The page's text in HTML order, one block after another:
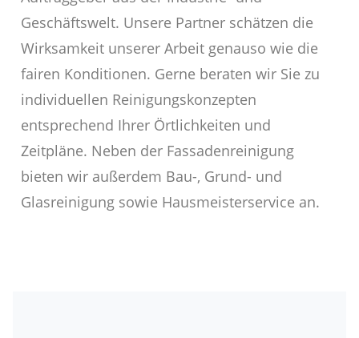
Geschäftswelt. Unsere Partner schätzen die
Wirksamkeit unserer Arbeit genauso wie die
fairen Konditionen. Gerne beraten wir Sie zu
individuellen Reinigungskonzepten
entsprechend Ihrer Örtlichkeiten und
Zeitpläne. Neben der Fassadenreinigung
bieten wir außerdem Bau-, Grund- und
Glasreinigung sowie Hausmeisterservice an.